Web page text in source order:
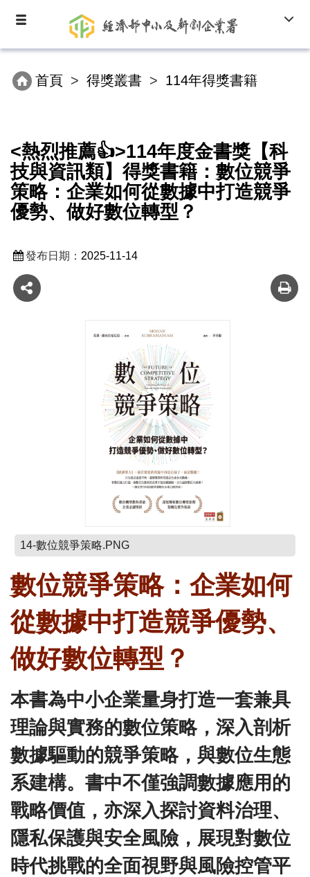
要
Toggle
首頁 得獎叢書 114年得獎書籍
<熱烈推薦👍>114年度金書獎【科
技與資訊類】得獎書籍：數位競爭
策略：企業如何從數據中打造競爭
優勢、做好數位轉型？
發布日期： 2025-11-14
14-數位競爭策略.PNG
數位競爭策略：企業如何
從數據中打造競爭優勢、
做好數位轉型？
本書為中小企業量身打造一套兼具
理論與實務的數位策略，深入剖析
數據驅動的競爭策略，與數位生態
系建構。書中不僅強調數據應用的
戰略價值，亦深入探討資料治理、
隱私保護與安全風險，展現對數位
時代挑戰的全面視野與風險控管平